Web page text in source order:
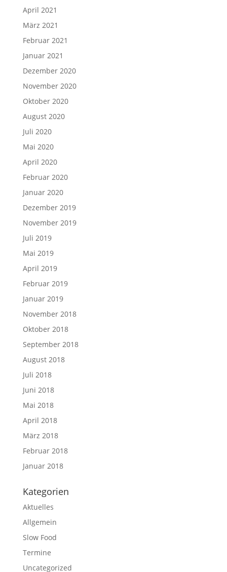
April 2021
März 2021
Februar 2021
Januar 2021
Dezember 2020
November 2020
Oktober 2020
August 2020
Juli 2020
Mai 2020
April 2020
Februar 2020
Januar 2020
Dezember 2019
November 2019
Juli 2019
Mai 2019
April 2019
Februar 2019
Januar 2019
November 2018
Oktober 2018
September 2018
August 2018
Juli 2018
Juni 2018
Mai 2018
April 2018
März 2018
Februar 2018
Januar 2018
Kategorien
Aktuelles
Allgemein
Slow Food
Termine
Uncategorized